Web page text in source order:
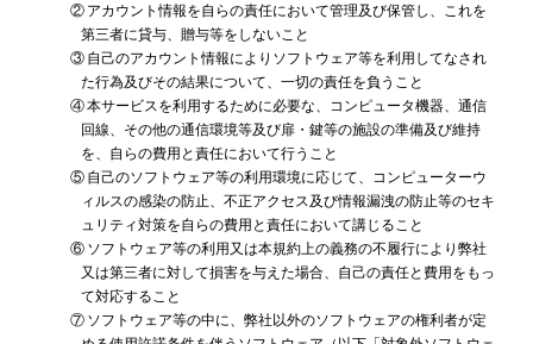
② アカウント情報を自らの責任において管理及び保管し、これを
第三者に貸与、贈与等をしないこと
③ 自己のアカウント情報によりソフトウェア等を利用してなされ
た行為及びその結果について、一切の責任を負うこと
④ 本サービスを利用するために必要な、コンピュータ機器、通信
回線、その他の通信環境等及び扉・鍵等の施設の準備及び維持
を、自らの費用と責任において行うこと
⑤ 自己のソフトウェア等の利用環境に応じて、コンピューターウ
ィルスの感染の防止、不正アクセス及び情報漏洩の防止等のセキ
ュリティ対策を自らの費用と責任において講じること
⑥ ソフトウェア等の利用又は本規約上の義務の不履行により弊社
又は第三者に対して損害を与えた場合、自己の責任と費用をもっ
て対応すること
⑦ ソフトウェア等の中に、弊社以外のソフトウェアの権利者が定